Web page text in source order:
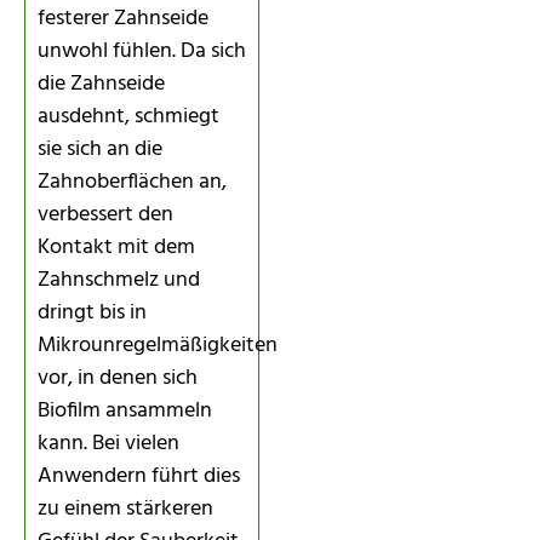
festerer Zahnseide
unwohl fühlen. Da sich
die Zahnseide
ausdehnt, schmiegt
sie sich an die
Zahnoberflächen an,
verbessert den
Kontakt mit dem
Zahnschmelz und
dringt bis in
Mikrounregelmäßigkeiten
vor, in denen sich
Biofilm ansammeln
kann. Bei vielen
Anwendern führt dies
zu einem stärkeren